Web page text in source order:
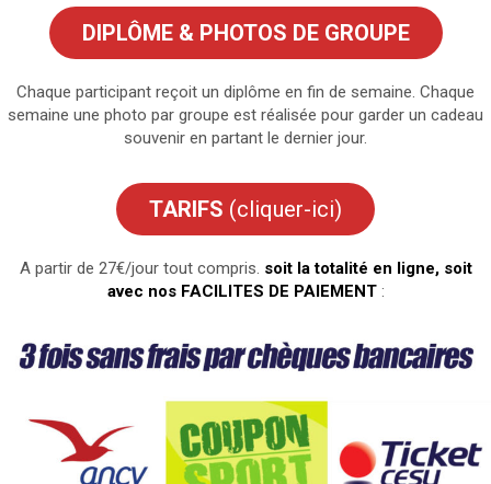
DIPLÔME & PHOTOS DE GROUPE
Chaque participant reçoit un diplôme en fin de semaine. Chaque
semaine une photo par groupe est réalisée pour garder un cadeau
souvenir en partant le dernier jour.
TARIFS (cliquer-ici)
A partir de 27€/jour tout compris. soit la totalité en ligne, soit
avec nos FACILITES DE PAIEMENT :